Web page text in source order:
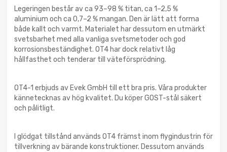
Legeringen består av ca 93–98 % titan, ca 1–2,5 %
aluminium och ca 0,7–2 % mangan. Den är lätt att forma
både kallt och varmt. Materialet har dessutom en utmärkt
svetsbarhet med alla vanliga svetsmetoder och god
korrosionsbeständighet. OT4 har dock relativt låg
hållfasthet och tenderar till väteförsprödning.
OT4-1 erbjuds av Evek GmbH till ett bra pris. Våra produkter
kännetecknas av hög kvalitet. Du köper GOST-stål säkert
och pålitligt.
I glödgat tillstånd används OT4 främst inom flygindustrin för
tillverkning av bärande konstruktioner. Dessutom används